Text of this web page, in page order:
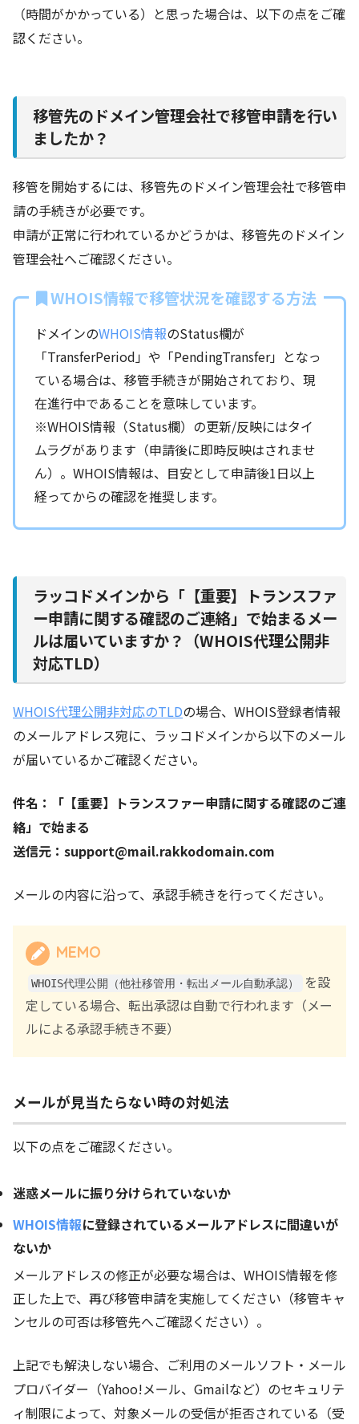
（時間がかかっている）と思った場合は、以下の点をご確
認ください。
移管先のドメイン管理会社で移管申請を行い
ましたか？
移管を開始するには、移管先のドメイン管理会社で移管申
請の手続きが必要です。
申請が正常に行われているかどうかは、移管先のドメイン
管理会社へご確認ください。
WHOIS情報で移管状況を確認する方法
ドメインのWHOIS情報のStatus欄が
「TransferPeriod」や「PendingTransfer」となっ
ている場合は、移管手続きが開始されており、現
在進行中であることを意味しています。
※WHOIS情報（Status欄）の更新/反映にはタイ
ムラグがあります（申請後に即時反映はされませ
ん）。WHOIS情報は、目安として申請後1日以上
経ってからの確認を推奨します。
ラッコドメインから「【重要】トランスファ
ー申請に関する確認のご連絡」で始まるメー
ルは届いていますか？（WHOIS代理公開非
対応TLD）
WHOIS代理公開非対応のTLDの場合、WHOIS登録者情報
のメールアドレス宛に、ラッコドメインから以下のメール
が届いているかご確認ください。
件名：「【重要】トランスファー申請に関する確認のご連
絡」で始まる
送信元：support@mail.rakkodomain.com
メールの内容に沿って、承認手続きを行ってください。
MEMO
WHOIS代理公開（他社移管用・転出メール自動承認）
を設
定している場合、転出承認は自動で行われます（メー
ルによる承認手続き不要）
メールが見当たらない時の対処法
以下の点をご確認ください。
迷惑メールに振り分けられていないか
WHOIS情報に登録されているメールアドレスに間違いが
ないか
メールアドレスの修正が必要な場合は、WHOIS情報を修
正した上で、再び移管申請を実施してください（移管キャ
ンセルの可否は移管先へご確認ください）。
上記でも解決しない場合、ご利用のメールソフト・メール
プロバイダー（Yahoo!メール、Gmailなど）のセキュリテ
ィ制限によって、対象メールの受信が拒否されている（受